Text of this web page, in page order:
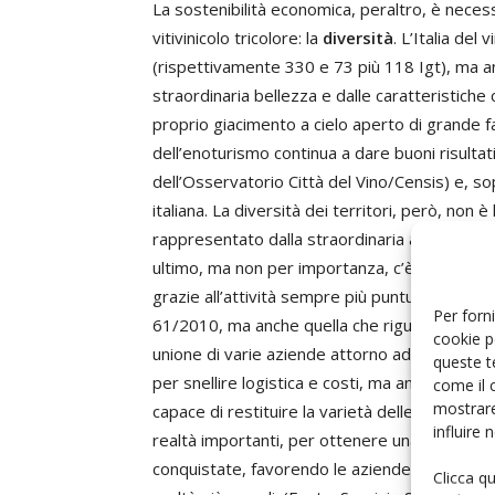
Per
cookie
queste
come il
influire
Clicca
La sostenibilità economica, peraltro, è
vitivinicolo tricolore: la diversità. L’Italia del
(rispettivamente 330 e 73 più 118 Igt), ma
straordinaria bellezza e dalle
proprio giacimento a cielo aperto di grande
dell’enoturismo continua a dare buoni
dell’Osservatorio Città del Vino/Censis) e,
italiana. La diversità dei territori, però, non è
rappresentato dalla straordinaria
ultimo, ma non per importanza, c’è la
grazie all’attività sempre più puntuale dei
61/2010, ma anche quella che riguarda
unione di varie aziende attorno ad un unico
per snellire logistica e costi, ma anche per
capace di restituire la varietà delle etichette
realtà importanti, per ottenere una massa
conquistate, favorendo le aziende più